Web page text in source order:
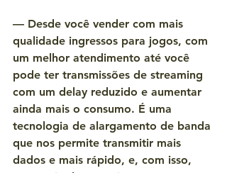
— Desde você vender com mais
qualidade ingressos para jogos, com
um melhor atendimento até você
pode ter transmissões de streaming
com um delay reduzido e aumentar
ainda mais o consumo. É uma
tecnologia de alargamento de banda
que nos permite transmitir mais
dados e mais rápido, e, com isso,